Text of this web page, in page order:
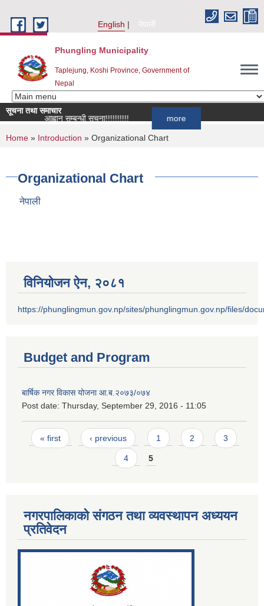
English
नेपाली
Phungling Municipality
Taplejung, Koshi Province, Government of
Nepal
सूचना तथा समाचार
दर्ता आह्वान सम्बन्धी सूचना!!!!!!!!!!
You are here
Home » Introduction » Organizational Chart
Organizational Chart
नेपाली
विनियोजन ऐन‚ २०८१
https://phunglingmun.gov.np/sites/phunglingmun.gov.np/files/
Budget and Program
बार्षिक नगर विकास योजना आ.ब.२०७३/०७४
Post date: Thursday, September 29, 2016 - 11:05
Pages
« first ‹ previous 1 2 3
4 5
नगरपालिकाको संगठन तथा व्यवस्थापन अध्ययन
प्रतिवेदन